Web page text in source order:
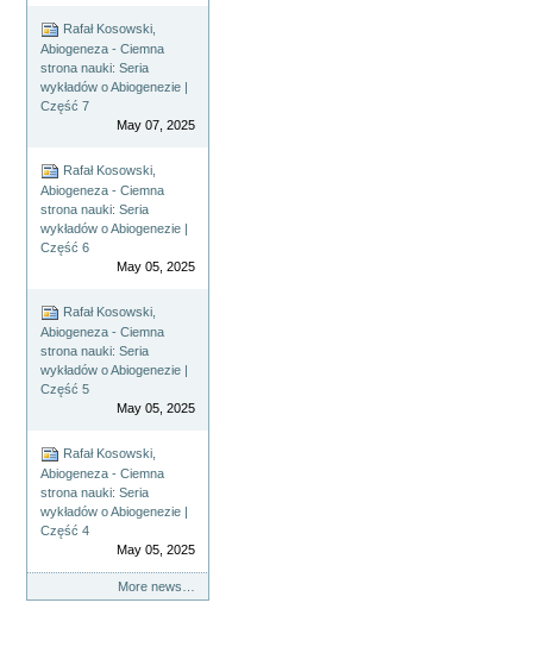
Rafał Kosowski,
Abiogeneza - Ciemna
strona nauki: Seria
wykładów o Abiogenezie |
Część 7
May 07, 2025
Rafał Kosowski,
Abiogeneza - Ciemna
strona nauki: Seria
wykładów o Abiogenezie |
Część 6
May 05, 2025
Rafał Kosowski,
Abiogeneza - Ciemna
strona nauki: Seria
wykładów o Abiogenezie |
Część 5
May 05, 2025
Rafał Kosowski,
Abiogeneza - Ciemna
strona nauki: Seria
wykładów o Abiogenezie |
Część 4
May 05, 2025
More news…